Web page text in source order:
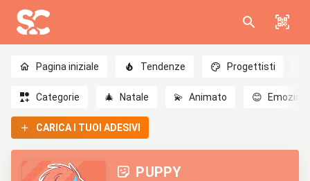
Pagina iniziale Tendenze Progettisti
Categorie 🎄 Natale 💫 Animato 😊 Emozioni
CARICA I TUOI ADESIVI
PUPPY